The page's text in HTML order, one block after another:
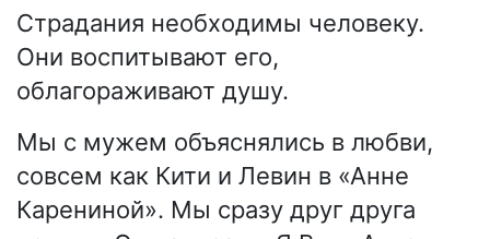
Страдания необходимы человеку.
Они воспитывают его,
облагораживают душу.
Мы с мужем объяснялись в любви,
совсем как Кити и Левин в «Анне
Карениной». Мы сразу друг друга